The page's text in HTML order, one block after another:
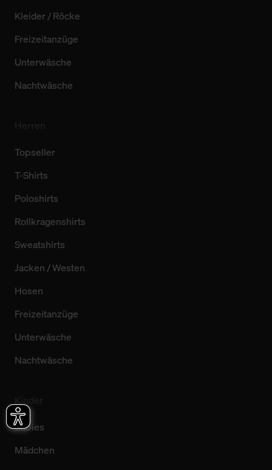
Kleider / Röcke
Freizeitanzüge
Unterwäsche
Nachtwäsche
Topseller
T-Shirts
Poloshirts
Rollkragenshirts
Sweatshirts
Jacken / Westen
Hosen
Freizeitanzüge
Unterwäsche
Nachtwäsche
Kinder
Babies
Mädchen